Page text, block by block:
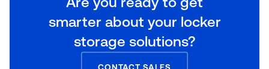
smarter about your locker
storage solutions?